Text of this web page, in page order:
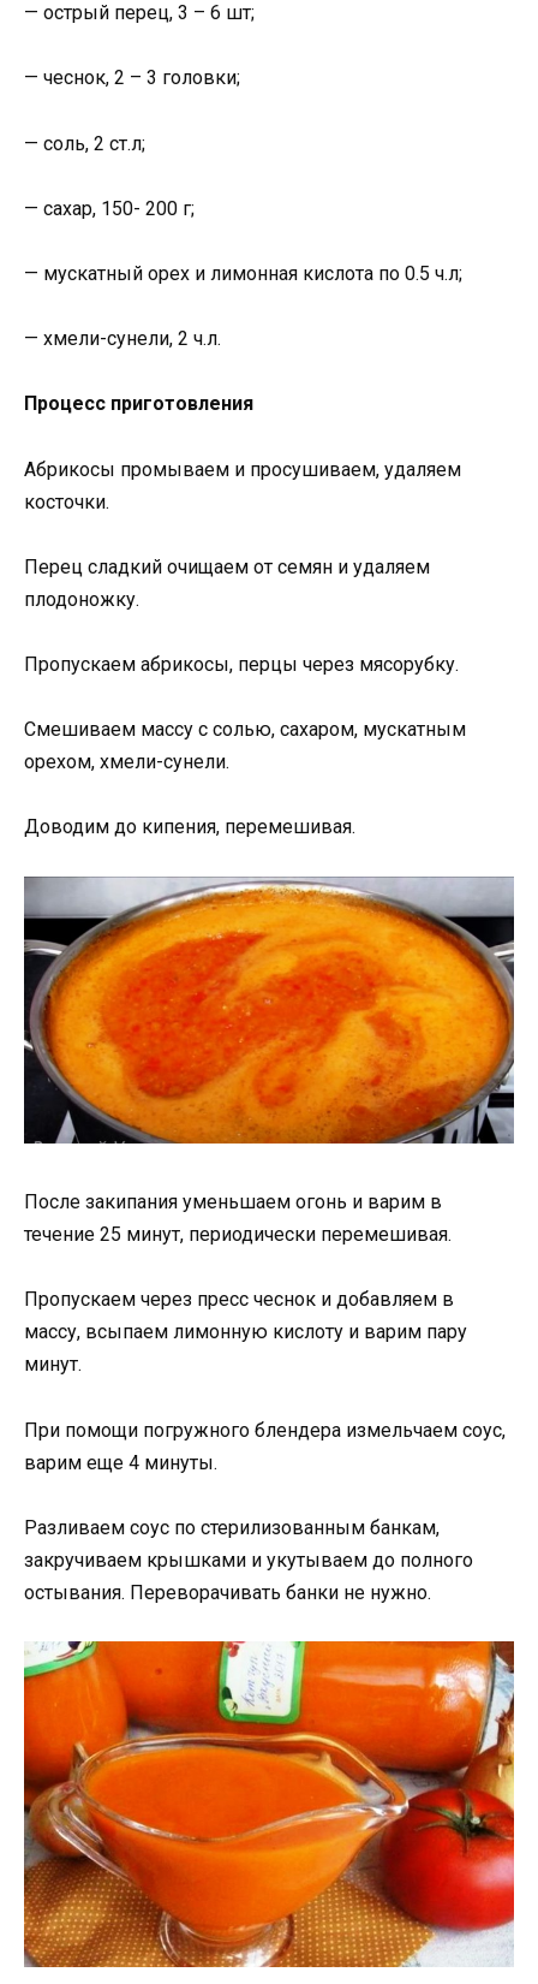
— острый перец, 3 – 6 шт;
— чеснок, 2 – 3 головки;
— соль, 2 ст.л;
— сахар, 150- 200 г;
— мускатный орех и лимонная кислота по 0.5 ч.л;
— хмели-сунели, 2 ч.л.
Процесс приготовления
Абрикосы промываем и просушиваем, удаляем
косточки.
Перец сладкий очищаем от семян и удаляем
плодоножку.
Пропускаем абрикосы, перцы через мясорубку.
Смешиваем массу с солью, сахаром, мускатным
орехом, хмели-сунели.
Доводим до кипения, перемешивая.
После закипания уменьшаем огонь и варим в
течение 25 минут, периодически перемешивая.
Пропускаем через пресс чеснок и добавляем в
массу, всыпаем лимонную кислоту и варим пару
минут.
При помощи погружного блендера измельчаем соус,
варим еще 4 минуты.
Разливаем соус по стерилизованным банкам,
закручиваем крышками и укутываем до полного
остывания. Переворачивать банки не нужно.